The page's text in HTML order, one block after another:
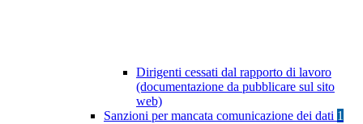
Dirigenti cessati dal rapporto di lavoro
(documentazione da pubblicare sul sito
web)
Sanzioni per mancata comunicazione dei dati 1